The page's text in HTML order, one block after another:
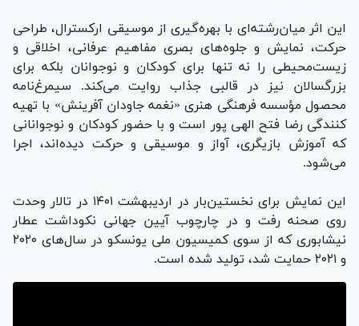
این اثر میان‌رشته‌ای با بهره‌گیری از موسیقی ارکسترال، طراحی
حرکت، نمایش و جلوه‌های بصری مفاهیم عرفانی، اخلاقی و
زیست‌محیطی را نه تنها برای کودکان و نوجوانان بلکه برای
بزرگسالان نیز در قالبی جذاب روایت می‌کند. سیمرغ‌نامه
محصول مؤسسه فرهنگی هنری «نغمه جاودان آفرینش» با تهیه
کنندگی رضا فتح الهی پور است و با حضور کودکان و نوجوانانی
که آموزش بازیگری، آواز و موسیقی و حرکت دیده‌اند، اجرا
می‌شود.
این نمایش برای نخستین‌بار در اردیبهشت ۱۴۰۱ در تالار وحدت
روی صحنه رفت و در چارچوب آیین جهانی نکوداشت عطار
نیشابوری که از سوی کمیسیون ملی یونسکو در سال‌های ۲۰۲۰
و ۲۰۲۱ حمایت شد، تولید شده است.